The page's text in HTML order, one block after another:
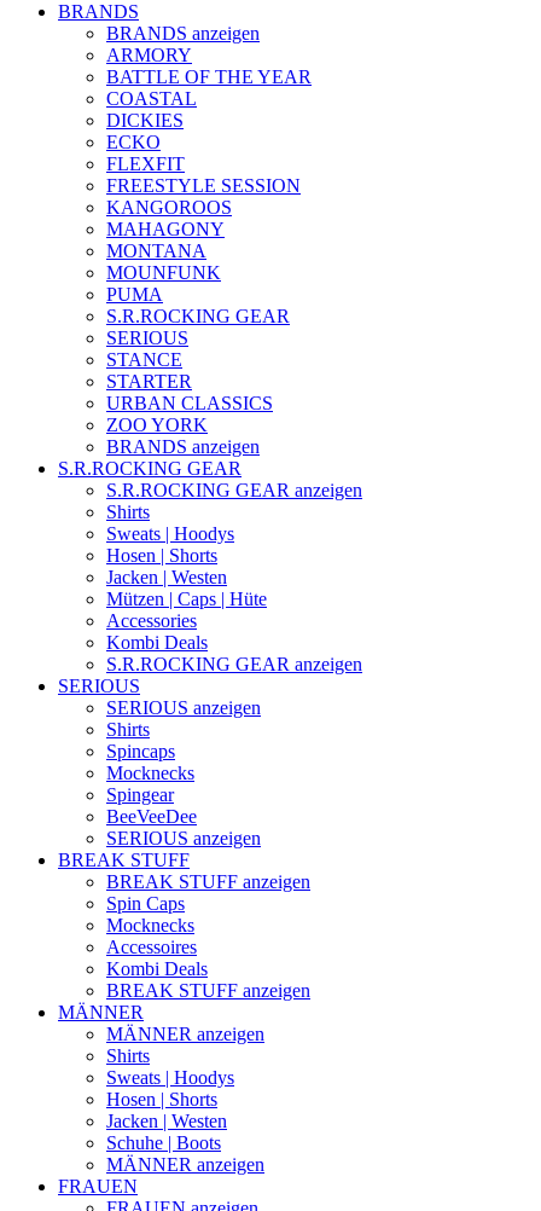
BRANDS
BRANDS anzeigen
ARMORY
BATTLE OF THE YEAR
COASTAL
DICKIES
ECKO
FLEXFIT
FREESTYLE SESSION
KANGOROOS
MAHAGONY
MONTANA
MOUNFUNK
PUMA
S.R.ROCKING GEAR
SERIOUS
STANCE
STARTER
URBAN CLASSICS
ZOO YORK
BRANDS anzeigen
S.R.ROCKING GEAR
S.R.ROCKING GEAR anzeigen
Shirts
Sweats | Hoodys
Hosen | Shorts
Jacken | Westen
Mützen | Caps | Hüte
Accessories
Kombi Deals
S.R.ROCKING GEAR anzeigen
SERIOUS
SERIOUS anzeigen
Shirts
Spincaps
Mocknecks
Spingear
BeeVeeDee
SERIOUS anzeigen
BREAK STUFF
BREAK STUFF anzeigen
Spin Caps
Mocknecks
Accessoires
Kombi Deals
BREAK STUFF anzeigen
MÄNNER
MÄNNER anzeigen
Shirts
Sweats | Hoodys
Hosen | Shorts
Jacken | Westen
Schuhe | Boots
MÄNNER anzeigen
FRAUEN